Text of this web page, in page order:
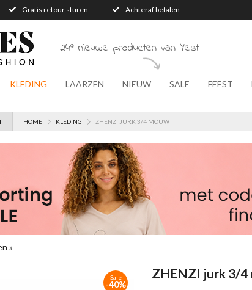
Gratis retour sturen Achteraf betalen
249 nieuwe producten van Yest
KLEDING LAARZEN NIEUW SALE FEEST
HOME KLEDING ZHENZI JURK 3/4 MOUW
»
Sale
-40%
ZHENZI jurk 3/4